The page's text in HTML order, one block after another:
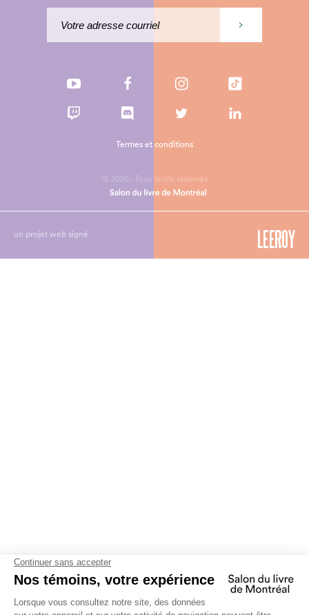
© 2026 - Tous droits réservés
Termes et conditions
un projet web signé